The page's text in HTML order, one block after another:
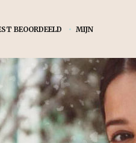
BEOORDEELD • MIJN